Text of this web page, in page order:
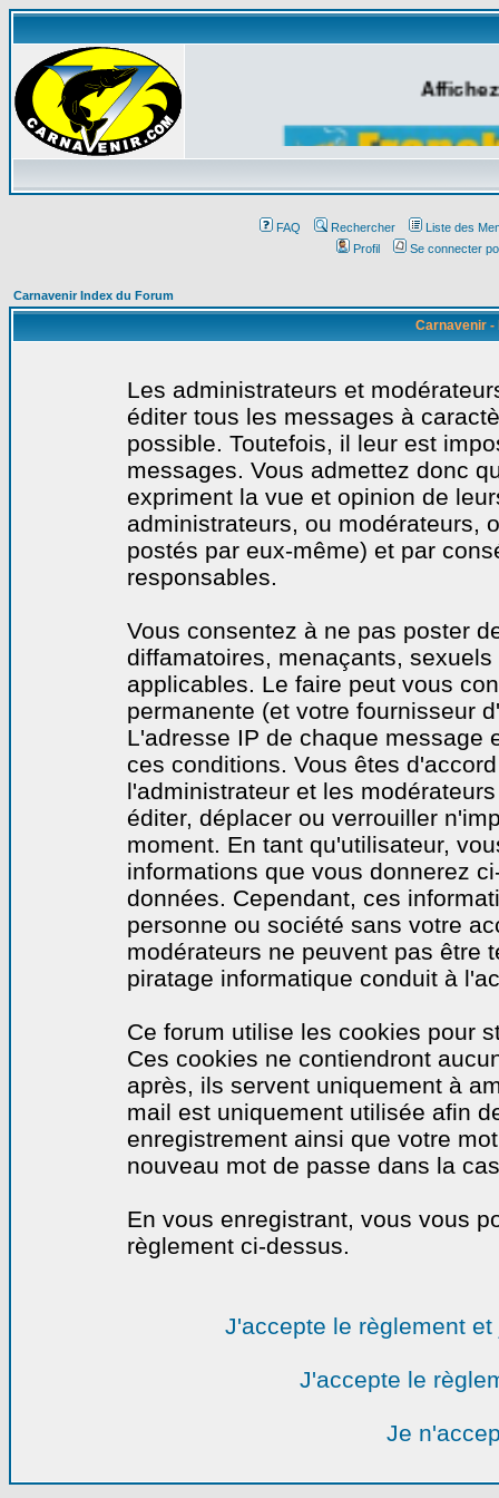
FAQ Rechercher
Liste des
Profil
Se connecter
Carnavenir Index du Forum
Carnavenir -
Les administrateurs et
éditer tous les messages à
possible. Toutefois, il leur est
messages. Vous admettez donc
expriment la vue et opinion de
administrateurs, ou modérateurs,
postés par eux-même) et par
responsables.
Vous consentez à ne pas poster
diffamatoires, menaçants,
applicables. Le faire peut vous
permanente (et votre fournisseur
L'adresse IP de chaque message
ces conditions. Vous êtes
l'administrateur et les
éditer, déplacer ou verrouiller
moment. En tant qu'utilisateur,
informations que vous donnerez
données. Cependant, ces
personne ou société sans votre
modérateurs ne peuvent pas être
piratage informatique conduit à
Ce forum utilise les cookies pour
Ces cookies ne contiendront
après, ils servent uniquement à
mail est uniquement utilisée afin
enregistrement ainsi que votre
nouveau mot de passe dans la
En vous enregistrant, vous vous
règlement ci-dessus.
J'accepte le règlement
J'accepte le
Je